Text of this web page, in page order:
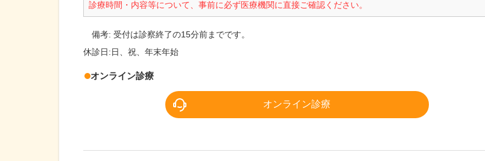
診療時間・内容等について、事前に必ず医療機関に直接ご確認ください。
備考:受付は診察終了の15分前までです。
休診日:日、祝、年末年始
オンライン診療
オンライン診療